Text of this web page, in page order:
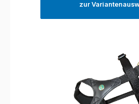
zur